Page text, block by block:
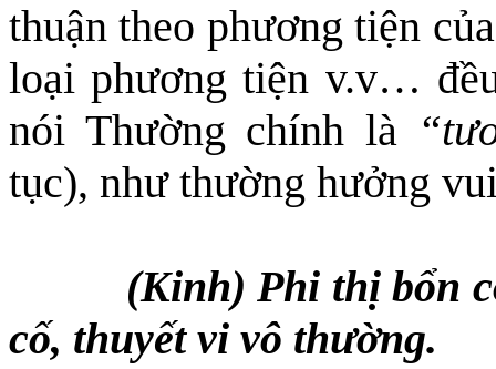
thuận theo phương tiện
loại phương tiện v.v…
nói Thường chính là
tục), như thường hưởng
(Kinh) Phi thị bổn
cố, thuyết vi vô thường.